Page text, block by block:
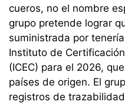
cueros, no el nombre
grupo pretende lograr
suministrada por
Instituto de
(ICEC) para el 2026,
países de origen. El
registros de